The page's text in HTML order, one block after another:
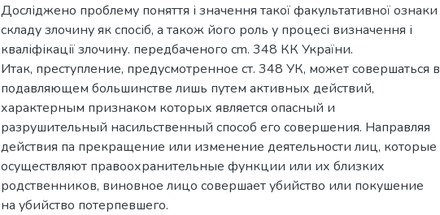
Досліджено проблему поняття і значення такої факультативної ознаки
складу злочину як спосіб, а також його роль у процесі визначення і
кваліфікації злочину. передбаченого cm. 348 КК України.
Итак, преступление, предусмотренное ст. 348 УК, может совершаться в
подавляющем большинстве лишь путем активных действий,
характерным признаком которых является опасный и
разрушительный насильственный способ его совершения. Направляя
действия па прекращение или изменение деятельности лиц, которые
осуществляют правоохранительные функции или их близких
родственников, виновное лицо совершает убийство или покушение
на убийство потерпевшего.